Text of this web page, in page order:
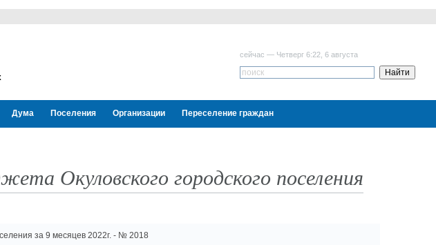
сейчас — Четверг 6:22, 6 августа
Дума Поселения Организации Переселение граждан
Окуловского городского поселения
за 9 месяцев 2022г. - № 2018